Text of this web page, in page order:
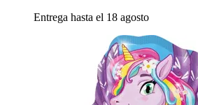
Entrega hasta el 18 agosto